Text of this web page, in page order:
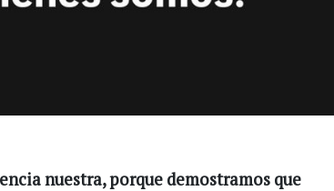
nuestra, porque demostramos que